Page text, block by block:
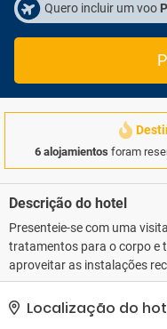
Quero incluir um voo
6 alojamientos foram
Descrição do hotel
Presenteie-se com uma
tratamentos para o corpo e
aproveitar as instalações
aluguel de bicicletas. Esta
cortesia, serviços de
comodidades presentes
Localização do